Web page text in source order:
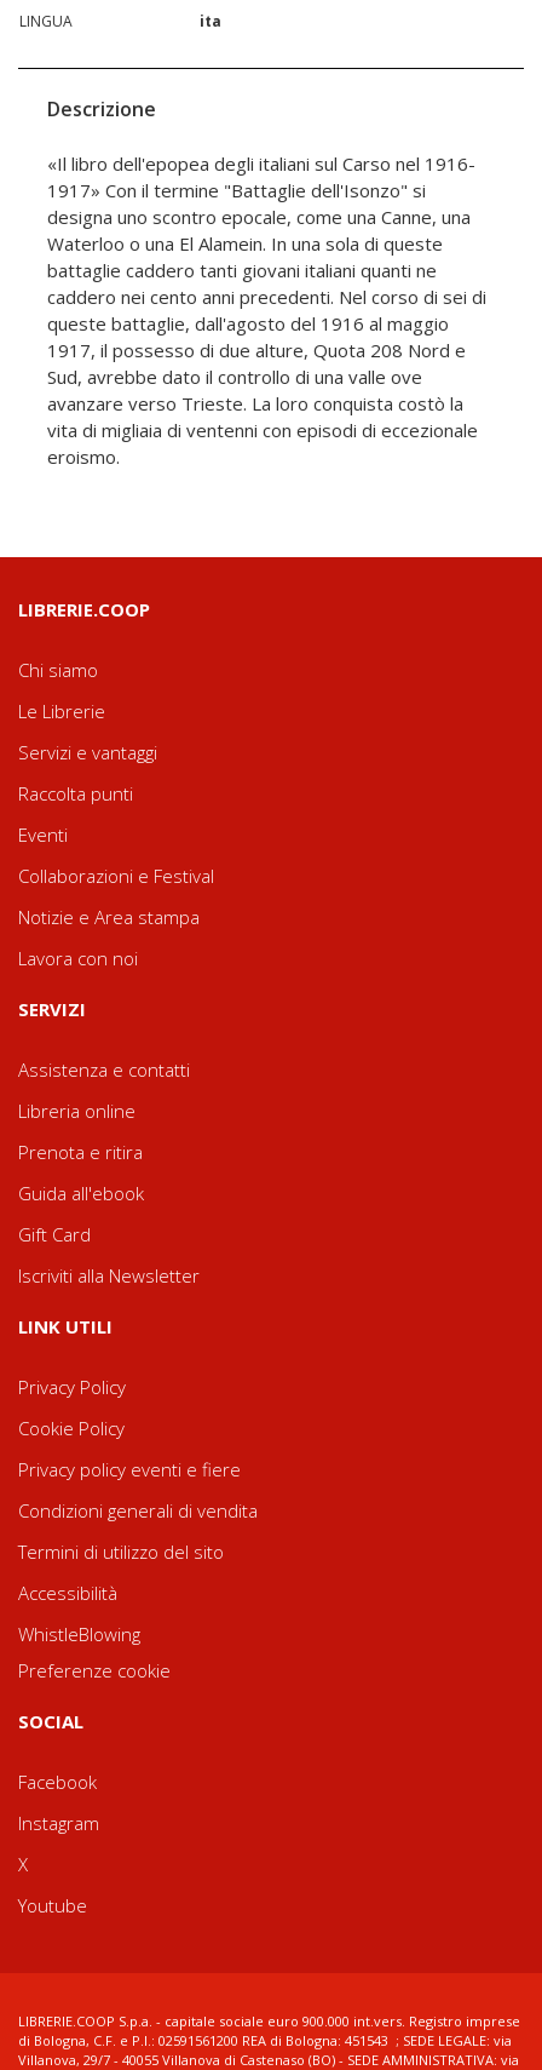
LINGUA
ita
Descrizione
«Il libro dell'epopea degli italiani sul Carso nel 1916-
1917» Con il termine "Battaglie dell'Isonzo" si
designa uno scontro epocale, come una Canne, una
Waterloo o una El Alamein. In una sola di queste
battaglie caddero tanti giovani italiani quanti ne
caddero nei cento anni precedenti. Nel corso di sei di
queste battaglie, dall'agosto del 1916 al maggio
1917, il possesso di due alture, Quota 208 Nord e
Sud, avrebbe dato il controllo di una valle ove
avanzare verso Trieste. La loro conquista costò la
vita di migliaia di ventenni con episodi di eccezionale
eroismo.
LIBRERIE.COOP
Chi siamo
Le Librerie
Servizi e vantaggi
Raccolta punti
Eventi
Collaborazioni e Festival
Notizie e Area stampa
Lavora con noi
SERVIZI
Assistenza e contatti
Libreria online
Prenota e ritira
Guida all'ebook
Gift Card
Iscriviti alla Newsletter
LINK UTILI
Privacy Policy
Cookie Policy
Privacy policy eventi e fiere
Condizioni generali di vendita
Termini di utilizzo del sito
Accessibilità
WhistleBlowing
Preferenze cookie
SOCIAL
Facebook
Instagram
X
Youtube
LIBRERIE.COOP S.p.a. - capitale sociale euro 900.000 int.vers. Registro imprese
di Bologna, C.F. e P.I.: 02591561200 REA di Bologna: 451543 ; SEDE LEGALE: via
Villanova, 29/7 - 40055 Villanova di Castenaso (BO) - SEDE AMMINISTRATIVA: via